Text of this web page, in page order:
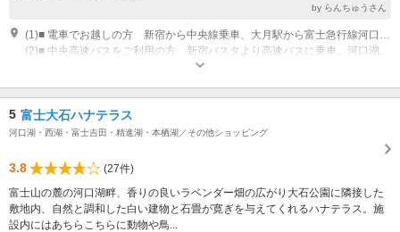
by らんちゅうさん
(1)■ 電車でお越しの方 新宿から中央線乗車、大月駅から富士急行線河口湖駅で下車。河口湖駅より、タクシーで約10分。
営業時間：【あさま市場】9:30～17:30 (16:30)【テラスキッチン】9:30～
L.O. 16:00 (15:00)※ 時間帯によって一部提供できないメニューあり【イベ
ントスペース】9:30～17:00 (16:00)
5 富士大石ハナテラス
河口湖・西湖・富士吉田・精進湖・本栖湖／その他ショッピング
3.8
(27件)
富士山の麓の河口湖畔、香りの良いラベンダー畑の広がり大石公園に隣接した
敷地内、自然と調和した白い建物と石畳が寛ぎを与えてくれるハナテラス。施
設内にはあちらこちらに動物や鳥...